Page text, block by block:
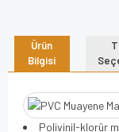
Ürün
Bilgisi
Polivinil-klorür